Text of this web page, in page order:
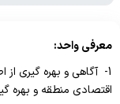
امور غذایی، بهداشتی
فناوری اطلاعات
بهداشت محیط
تجهیزات پزشکی
بهداشت دهان و دندان
گسترش
معرفی واحد:
1- آگاهی و بهره گیری
اقتصادی منطقه و بهره